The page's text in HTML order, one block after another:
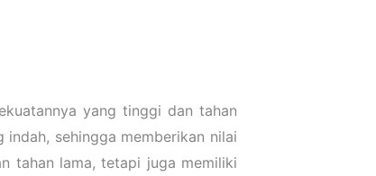
yang tinggi dan tahan
sehingga memberikan nilai
tahan lama, tetapi juga memiliki